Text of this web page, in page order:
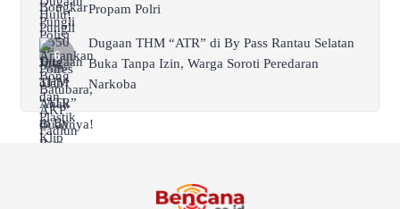
Propam Polri
Dugaan THM “ATR” di By Pass Rantau Selatan
Buka Tanpa Izin, Warga Soroti Peredaran
Narkoba